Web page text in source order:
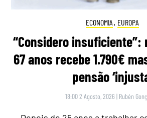
ECONOMIA , EUROPA
“Considero insuficiente”:
67 anos recebe 1.790€
pensão
18:00 2 Agosto, 2026 | Rubén